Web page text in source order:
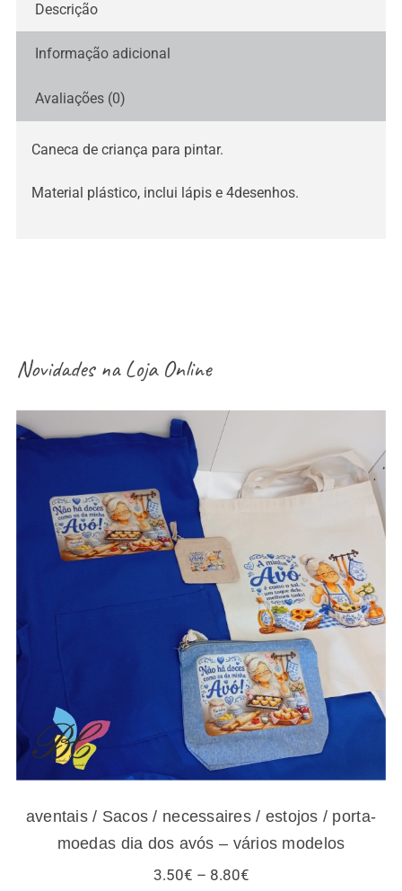
Descrição
Informação adicional
Avaliações (0)
Caneca de criança para pintar.
Material plástico, inclui lápis e 4desenhos.
Novidades naLoja Online
aventais / Sacos / necessaires / estojos /
porta-moedas dia dos avós – vários modelos
aventais / Sacos / necessaires / estojos / porta-
moedas dia dos avós – vários modelos
3.50€ – 8.80€Price